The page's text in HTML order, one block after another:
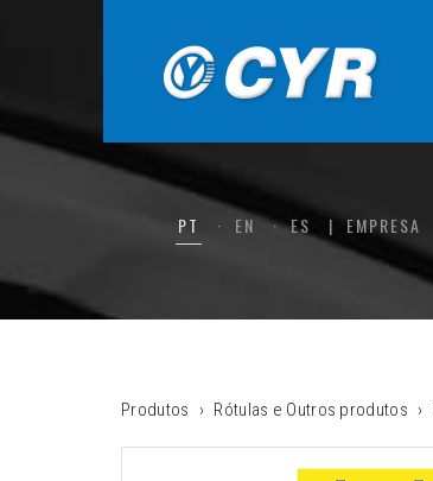
PT EN ES EMPRESA
Produtos Rótulas e Outros produtos